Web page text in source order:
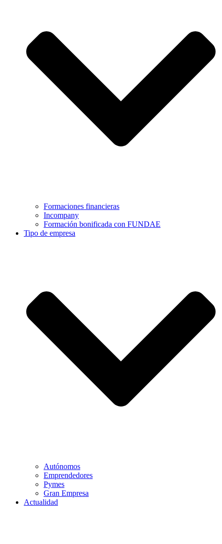
Formaciones financieras
Incompany
Formación bonificada con FUNDAE
Tipo de empresa
Autónomos
Emprendedores
Pymes
Gran Empresa
Actualidad